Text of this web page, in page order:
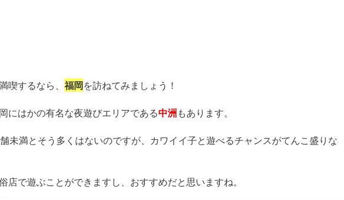
するなら、 福岡を訪ねてみましょう！
にはかの有名な夜遊びエリアである中洲もあります。
未満とそう多くはないのですが、カワイイ子と遊べるチャンスがてんこ盛りな
店で遊ぶことができますし、おすすめだと思いますね。